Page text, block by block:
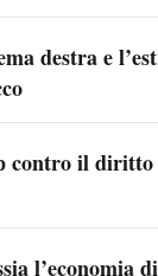
destra e
contro il diritto
l’economia